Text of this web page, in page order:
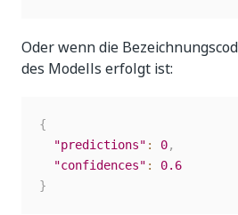
Oder wenn die
des Modells erfolgt ist:
{
"predictions" : 0,
"confidences" :
0.6
}